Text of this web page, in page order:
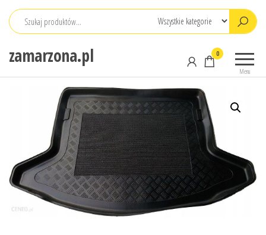
Przejdź
zamarzona.pl
Menu
0